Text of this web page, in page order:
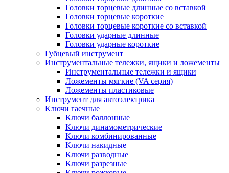
Головки торцевые длинные со вставкой
Головки торцевые короткие
Головки торцевые короткие со вставкой
Головки ударные длинные
Головки ударные короткие
Губцевый инструмент
Инструментальные тележки, ящики и ложементы
Инструментальные тележки и ящики
Ложементы мягкие (VA серия)
Ложементы пластиковые
Инструмент для автоэлектрика
Ключи гаечные
Ключи баллонные
Ключи динамометрические
Ключи комбинированные
Ключи накидные
Ключи разводные
Ключи разрезные